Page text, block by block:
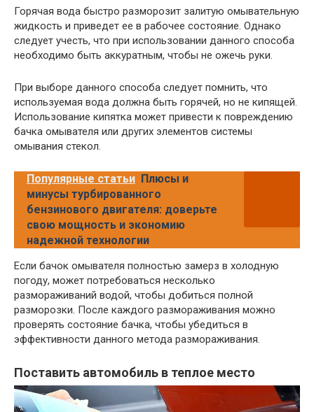
Горячая вода быстро разморозит залитую омывательную
жидкость и приведет ее в рабочее состояние. Однако
следует учесть, что при использовании данного способа
необходимо быть аккуратным, чтобы не ожечь руки.
При выборе данного способа следует помнить, что
используемая вода должна быть горячей, но не кипящей.
Использование кипятка может привести к повреждению
бачка омывателя или других элементов системы
омывания стекол.
Популярные статьи Плюсы и
минусы турбированного
бензинового двигателя: доверьте
свою мощность и экономию
надежной технологии
Если бачок омывателя полностью замерз в холодную
погоду, может потребоваться несколько
размораживаний водой, чтобы добиться полной
разморозки. После каждого размораживания можно
проверять состояние бачка, чтобы убедиться в
эффективности данного метода размораживания.
Поставить автомобиль в теплое место